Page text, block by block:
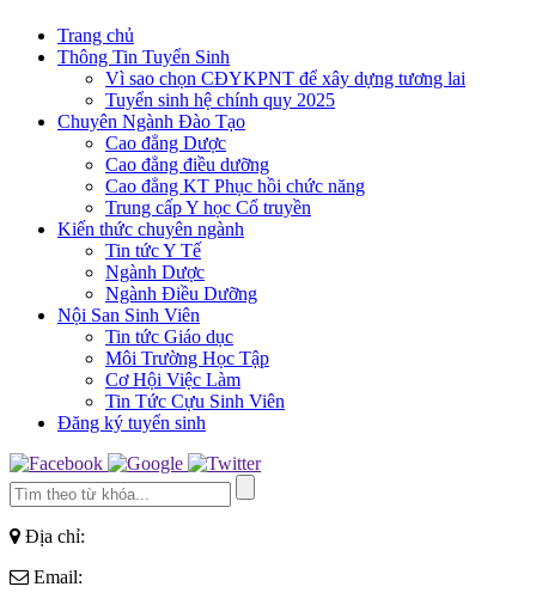
Trang chủ
Thông Tin Tuyển Sinh
Vì sao chọn CĐYKPNT để xây dựng tương lai
Tuyển sinh hệ chính quy 2025
Chuyên Ngành Đào Tạo
Cao đẳng Dược
Cao đẳng điều dưỡng
Cao đẳng KT Phục hồi chức năng
Trung cấp Y học Cổ truyền
Kiến thức chuyên ngành
Tin tức Y Tế
Ngành Dược
Ngành Điều Dưỡng
Nội San Sinh Viên
Tin tức Giáo dục
Môi Trường Học Tập
Cơ Hội Việc Làm
Tin Tức Cựu Sinh Viên
Đăng ký tuyển sinh
Địa chỉ:
Email: